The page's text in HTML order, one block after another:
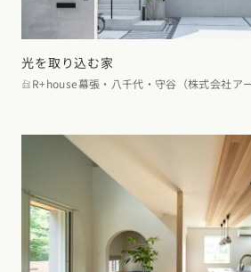
光を取り込む家
R+house幕張・八千代・守谷（株式会社ア